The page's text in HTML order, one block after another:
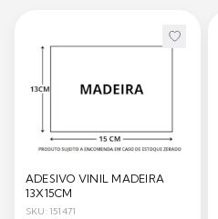
ADESIVO VINIL MADEIRA
13X15CM
SKU: 151471